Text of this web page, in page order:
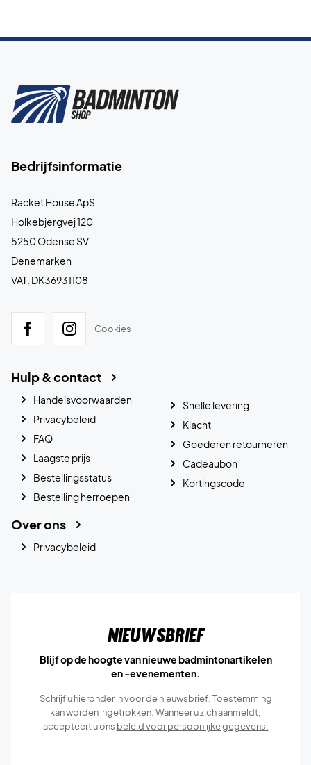
Bedrijfsinformatie
Racket House ApS
Holkebjergvej 120
5250 Odense SV
Denemarken
VAT: DK36931108
Cookies
Hulp & contact
Handelsvoorwaarden
Privacybeleid
FAQ
Laagste prijs
Bestellingsstatus
Bestelling herroepen
Snelle levering
Klacht
Goederen retourneren
Cadeaubon
Kortingscode
Over ons
Privacybeleid
Nieuwsbrief
Blijf op de hoogte van nieuwe badmintonartikelen
en -evenementen.
Schrijf u hieronder in voor de nieuwsbrief. Toestemming
kan worden ingetrokken. Wanneer u zich aanmeldt,
accepteert u ons beleid voor persoonlijke gegevens.